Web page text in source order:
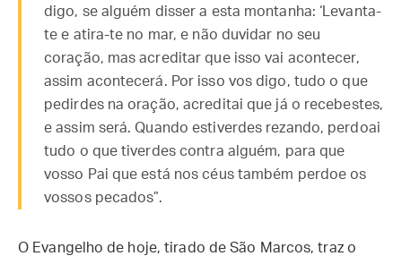
digo, se alguém disser a esta montanha: ‘Levanta-
te e atira-te no mar, e não duvidar no seu
coração, mas acreditar que isso vai acontecer,
assim acontecerá. Por isso vos digo, tudo o que
pedirdes na oração, acreditai que já o recebestes,
e assim será. Quando estiverdes rezando, perdoai
tudo o que tiverdes contra alguém, para que
vosso Pai que está nos céus também perdoe os
vossos pecados”.
O Evangelho de hoje, tirado de São Marcos, traz o